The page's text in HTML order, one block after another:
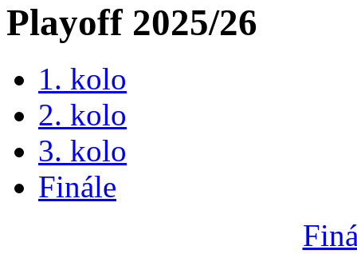
Playoff 2025/26
1. kolo
2. kolo
3. kolo
Finále